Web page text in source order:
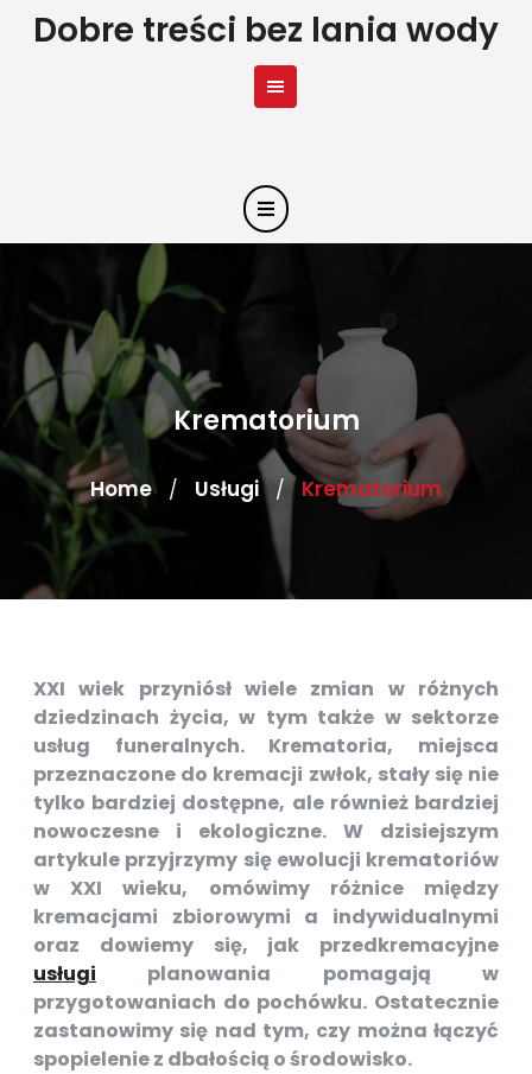
SkipDobre treści bez lania wody
Krematorium
Home / Usługi / Krematorium
XXI wiek przyniósł wiele zmian w różnych
dziedzinach życia, w tym także w sektorze
usług funeralnych. Krematoria, miejsca
przeznaczone do kremacji zwłok, stały się nie
tylko bardziej dostępne, ale również bardziej
nowoczesne i ekologiczne. W dzisiejszym
artykule przyjrzymy się ewolucji krematoriów
w XXI wieku, omówimy różnice między
kremacjami zbiorowymi a indywidualnymi
oraz dowiemy się, jak przedkremacyjne
usługi planowania pomagają w
przygotowaniach do pochówku. Ostatecznie
zastanowimy się nad tym, czy można łączyć
spopielenie z dbałością o środowisko.